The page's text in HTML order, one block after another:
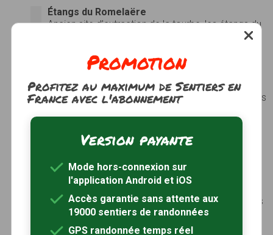
Étangs du Romelaëre
Ancien site d’extraction de la tourbe, les étangs du
Romelaëre forment un paysage d’étangs et de
autrefois empruntés par les maraîchers.
La réserve naturelle protège une centaine
d’hectares de terre et d’eau. Une ambiance
aquatique où étangs, watergang, roselières, prairies
diversité et la richesse de la faune sont connues
depuis les années 1980 avec les nombreuses
espèces d’oiseaux dont le héron cendré, le
roseaux.Voir le site
Prairies du Schoubrouck
Au nord-est de Saint-Omer, la réserve naturelle des
prairies du Schoubrouck occupe 10 ha de prairies
humides ainsi que leurs ceintures de fossés
Promotion
Profitez au maximum de Sentiers en
France avec l'abonnement
Version payante
Mode hors-connexion sur
l'application Android et iOS
Accès garantie sans attente aux
19000 sentiers de randonnées
GPS randonnée temps réel